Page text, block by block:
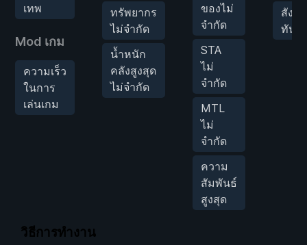
เทพ
Mod เกม
ความเร็ว
ในการ
เล่นเกม
ทรัพยากร
ไม่จำกัด
น้ำหนัก
คลังสูงสุด
ไม่จำกัด
ของไม่
จำกัด
STA
ไม่
จำกัด
MTL
ไม่
จำกัด
ความ
สัมพันธ์
สูงสุด
สังห
ทันที
วิธีการทำงาน